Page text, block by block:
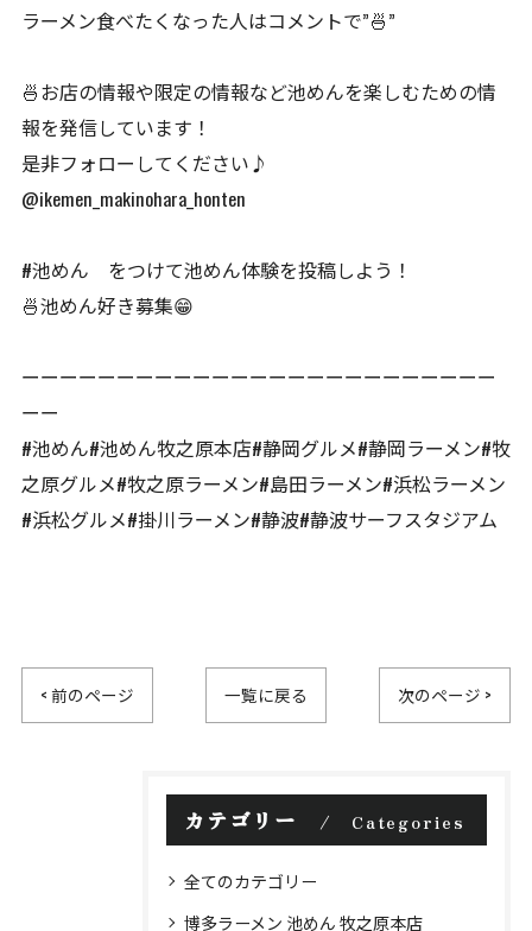
ラーメン食べたくなった人はコメントで”🍜”
🍜お店の情報や限定の情報など池めんを楽しむための情
報を発信しています！
是非フォローしてください♪
@ikemen_makinohara_honten
#池めん をつけて池めん体験を投稿しよう！
🍜池めん好き募集😁
ーーーーーーーーーーーーーーーーーーーーーーーーー
ーー
#池めん#池めん牧之原本店#静岡グルメ#静岡ラーメン#牧
之原グルメ#牧之原ラーメン#島田ラーメン#浜松ラーメン
#浜松グルメ#掛川ラーメン#静波#静波サーフスタジアム
< 前のページ 一覧に戻る 次のページ >
カテゴリー Categories
全てのカテゴリー
博多ラーメン 池めん 牧之原本店